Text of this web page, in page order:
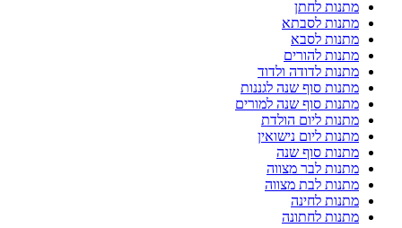
מתנות לחתן
מתנות לסבתא
מתנות לסבא
מתנות להורים
מתנות לדודה ולדוד
מתנות סוף שנה לגננות
מתנות סוף שנה למורים
מתנות ליום הולדת
מתנות ליום נישואין
מתנות סוף שנה
מתנות לבר מצווה
מתנות לבת מצווה
מתנות לחינה
מתנות לחתונה